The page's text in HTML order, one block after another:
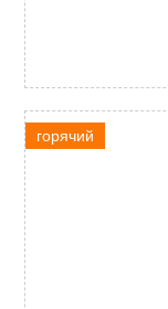
горячий